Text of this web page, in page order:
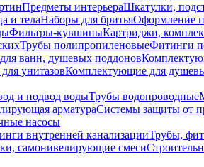
Предметы интерьераШкатулки,
и телаНаборы для бритьяОформление
Фильтры-кувшиныКартриджи,
Трубы полипропиленовыеФитинги
ванн, душевых поддонов
унитазовКомплектующие для
и подвод водыТрубы водопроводные
арматураСистемы защиты от
насосы
внутренней канализацииТрубы,
самонивелирующие смеси